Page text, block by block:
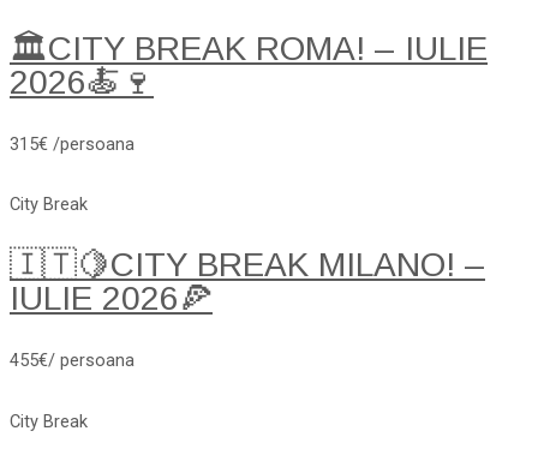
🏛️CITY BREAK ROMA! – IULIE
2026🍝🍷
315€ /persoana
City Break
🇮🇹🍋CITY BREAK MILANO! –
IULIE 2026🍕
455€/ persoana
City Break